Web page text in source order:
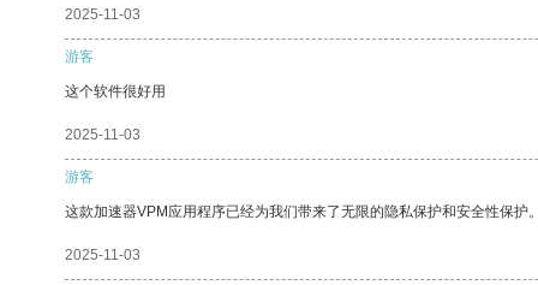
2025-11-03
游客
这个软件很好用
2025-11-03
游客
这款加速器VPM应用程序已经为我们带来了无限的隐私保护和安全性保护
2025-11-03